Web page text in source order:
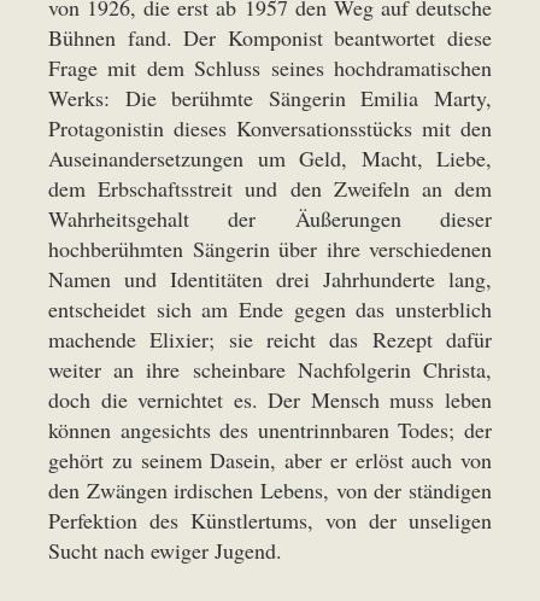
von 1926, die erst ab 1957 den Weg auf deutsche
Bühnen fand. Der Komponist beantwortet diese
Frage mit dem Schluss seines hochdramatischen
Werks: Die berühmte Sängerin Emilia Marty,
Protagonistin dieses Konversationsstücks mit den
Auseinandersetzungen um Geld, Macht, Liebe,
dem Erbschaftsstreit und den Zweifeln an dem
Wahrheitsgehalt der Äußerungen dieser
hochberühmten Sängerin über ihre verschiedenen
Namen und Identitäten drei Jahrhunderte lang,
entscheidet sich am Ende gegen das unsterblich
machende Elixier; sie reicht das Rezept dafür
weiter an ihre scheinbare Nachfolgerin Christa,
doch die vernichtet es. Der Mensch muss leben
können angesichts des unentrinnbaren Todes; der
gehört zu seinem Dasein, aber er erlöst auch von
den Zwängen irdischen Lebens, von der ständigen
Perfektion des Künstlertums, von der unseligen
Sucht nach ewiger Jugend.